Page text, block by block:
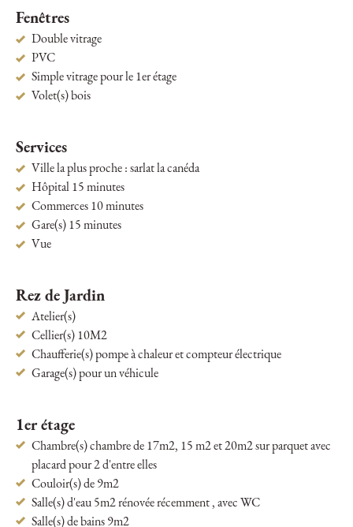
Fenêtres
Double vitrage
PVC
Simple vitrage pour le 1er étage
Volet(s) bois
Services
Ville la plus proche : sarlat la canéda
Hôpital 15 minutes
Commerces 10 minutes
Gare(s) 15 minutes
Vue
Rez de Jardin
Atelier(s)
Cellier(s) 10M2
Chaufferie(s) pompe à chaleur et compteur électrique
Garage(s) pour un véhicule
1er étage
Chambre(s) chambre de 17m2, 15 m2 et 20m2 sur parquet avec
placard pour 2 d'entre elles
Couloir(s) de 9m2
Salle(s) d'eau 5m2 rénovée récemment , avec WC
Salle(s) de bains 9m2